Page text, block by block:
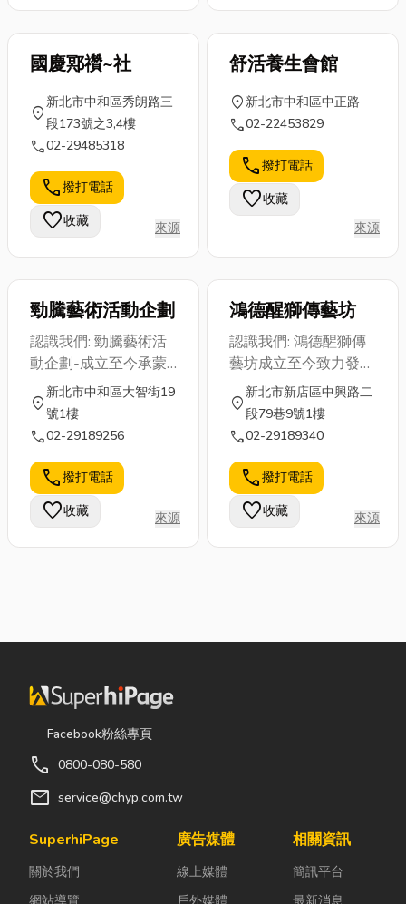
薦，想了解更
多就...
選台中的花幣
好去...
凡實力。它們
之...
國慶鄍禶~社
location_on
新北市中和區秀朗路三
段173號之3,4樓
call02-29485318
call撥打電話
favorite收藏 來源
舒活養生會館
location_on新北市中和區中正路
call02-22453829
call撥打電話
favorite收藏
來源
勁騰藝術活動企劃
認識我們: 勁騰藝術活
動企劃-成立至今承蒙
各界支持及鼓勵，並以
制度化的管理、嚴格的
訓練、素質的要求、專
現代的結合，融合燈
光、舞台、音效，呈現
出力與美的表演效果，
提供一站式服務，對於
嚴格規定．每次演出均
穿著整齊制服，並於表
演前一小時到達場地準
備，務求表演質素達到
高級水準 。
location_on
新北市中和區大智街19
號1樓
call02-29189256
call撥打電話
favorite收藏 來源
鴻德醒獅傳藝坊
認識我們: 鴻德醒獅傳
藝坊成立至今致力發揚
傳統民俗技藝、傳承醒
獅擊鼓文化，並且以有
制度的要求訓練團員，
求團隊精神和團隊形
象，努力突破與創新傳
統表演藝術，將傳統結
第一目標。期望能將醒
location_on
新北市新店區中興路二
段79巷9號1樓
call02-29189340
call撥打電話
favorite收藏 來源
Facebook粉絲專頁
call 0800-080-580
mail service@chyp.com.tw
SuperhiPage
關於我們
網站導覽
廣告媒體
線上媒體
戶外媒體
相關資訊
簡訊平台
最新消息